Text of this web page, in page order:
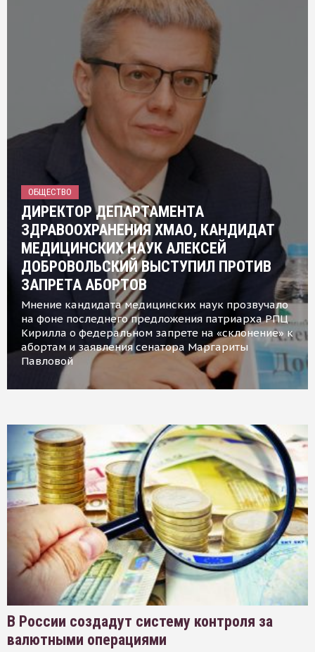
ОБЩЕСТВО
ДИРЕКТОР ДЕПАРТАМЕНТА
ЗДРАВООХРАНЕНИЯ ХМАО, КАНДИДАТ
МЕДИЦИНСКИХ НАУК АЛЕКСЕЙ
ДОБРОВОЛЬСКИЙ ВЫСТУПИЛ ПРОТИВ
ЗАПРЕТА АБОРТОВ
Мнение кандидата медицинских наук прозвучало
на фоне последнего предложения патриарха РПЦ
Кирилла о федеральном запрете на «склонение» к
абортам и заявления сенатора Маргариты
Павловой
В России создадут систему контроля за
валютными операциями